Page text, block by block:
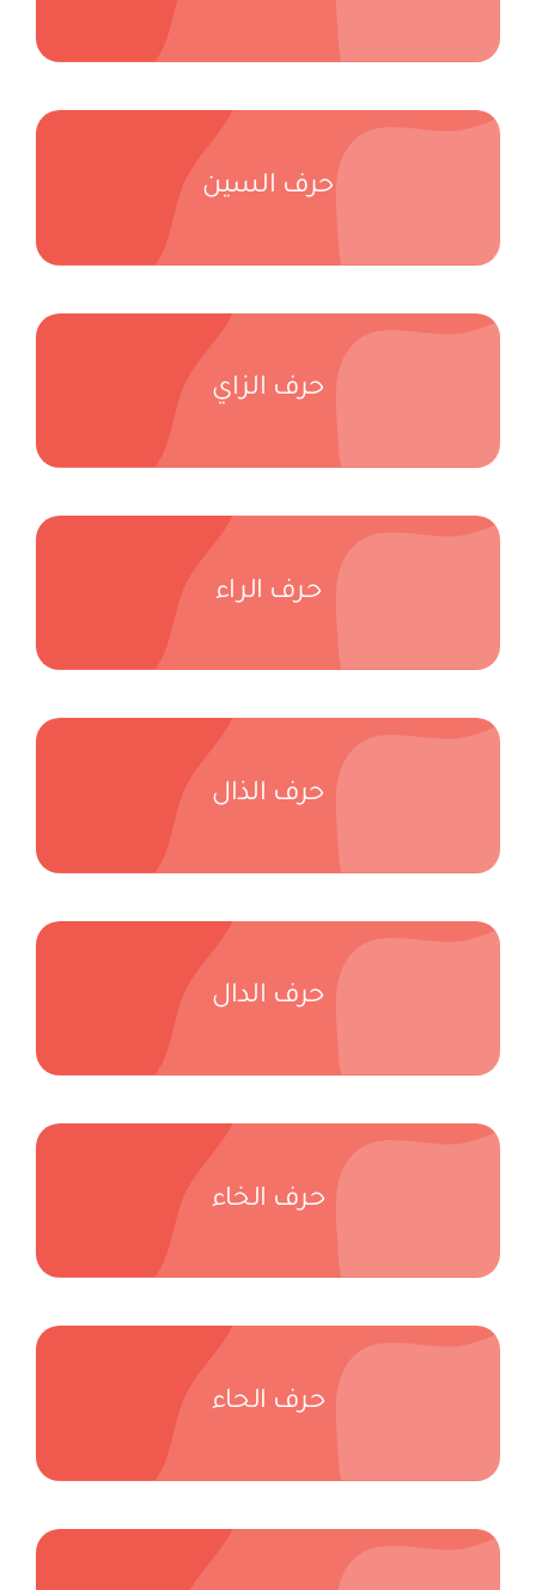
حرف السين
حرف الزاي
حرف الراء
حرف الذال
حرف الدال
حرف الخاء
حرف الحاء